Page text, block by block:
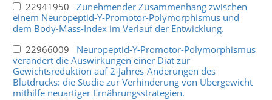
22941950 Zunehmender Zusammenhang zwischen
einem Neuropeptid-Y-Promotor-Polymorphismus und
dem Body-Mass-Index im Verlauf der Entwicklung.
22966009 Neuropeptid-Y-Promotor-Polymorphismus
verändert die Auswirkungen einer Diät zur
Gewichtsreduktion auf 2-Jahres-Änderungen des
Blutdrucks: die Studie zur Verhinderung von Übergewicht
mithilfe neuartiger Ernährungsstrategien.